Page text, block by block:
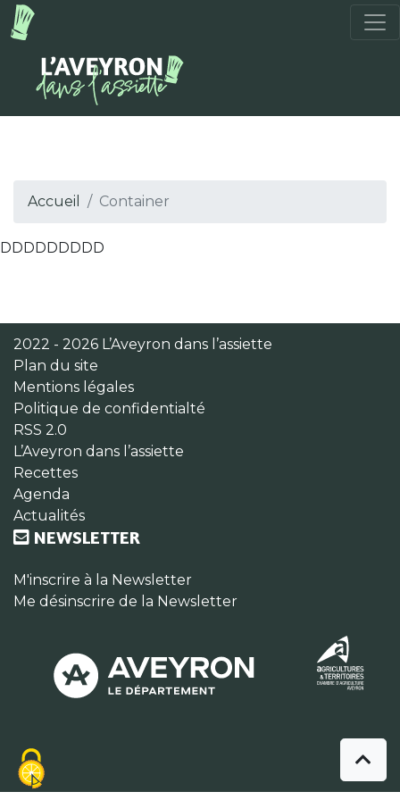
Accueil Container
DDDDDDDDD
2022 - 2026 L’Aveyron dans l’assiette
Plan du site
Mentions légales
Politique de confidentialté
RSS 2.0
L’Aveyron dans l’assiette
Recettes
Agenda
Actualités
NEWSLETTER
M'inscrire à la Newsletter
Me désinscrire de la Newsletter